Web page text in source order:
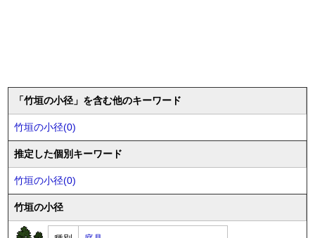
「竹垣の小径」を含む他のキーワード
竹垣の小径(0)
推定した個別キーワード
竹垣の小径(0)
竹垣の小径